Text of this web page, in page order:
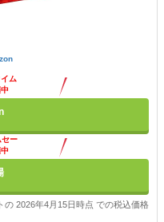
ム
セー
2026年4月15日時点 での税込価格